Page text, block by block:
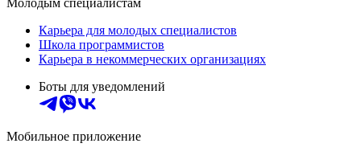
Карьера для молодых специалистов
Школа программистов
Карьера в некоммерческих организациях
Боты для уведомлений
Мобильное приложение